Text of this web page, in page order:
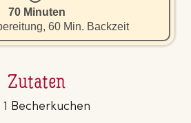
70 Minuten
60 Min. Backzeit
Zutaten
Becherkuchen